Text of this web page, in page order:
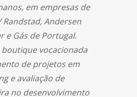
em empresas de
Andersen
e Gás de Portugal.
vocacionada
de projetos em
e avaliação de
no desenvolvimento